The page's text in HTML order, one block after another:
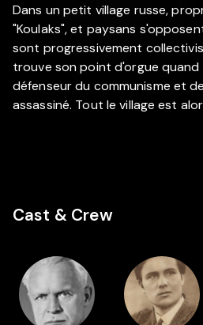
Dans un petit village russe,
"Koulaks", et paysans
sont progressivement
trouve son point d'orgue quand
défenseur du communisme et
assassiné. Tout le village est
Cast & Crew